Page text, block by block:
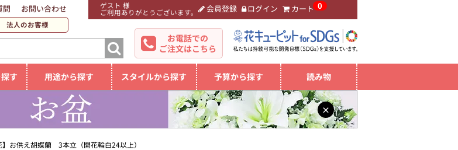
ゲスト 様
ご利用ありがとうございます。 会員登録 ログイン カート 0
問 お問い合わせ
法人のお客様
お電話での
ご注文はこちら
す 用途から探す スタイルから探す 予算から探す 読み物
×
】お供え胡蝶蘭 3本立（開花輪白24以上）